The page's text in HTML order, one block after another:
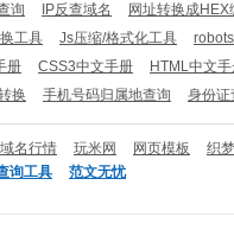
询 IP反查域名 网址转换成HEX
工具 Js压缩/格式化工具
册 CSS3中文手册 HTML中文
换 手机号码归属地查询 身份证
域名行情 玩米网 网页模板 织
询工具 范文无忧